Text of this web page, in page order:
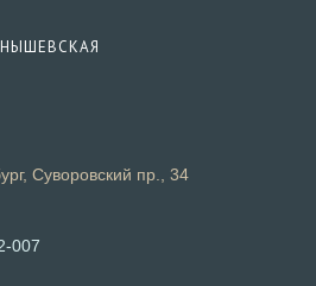
Суворовский пр., 34
007